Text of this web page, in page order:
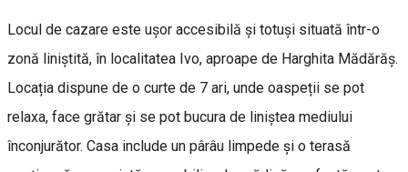
Locul de cazare este ușor accesibilă și totuși situată într-o
zonă liniștită, în localitatea Ivo, aproape de Harghita Mădărăș.
Locația dispune de o curte de 7 ari, unde oaspeții se pot
relaxa, face grătar și se pot bucura de liniștea mediului
înconjurător. Casa include un pârâu limpede și o terasă